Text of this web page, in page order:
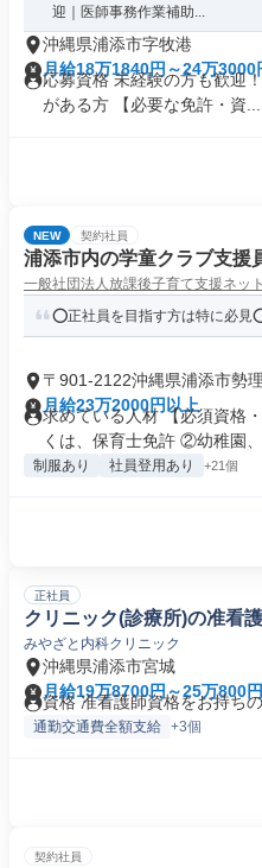
迎｜医師事務作業補助...
沖縄県浦添市字牧港
月給18万1840円～24万3000
応募資格 未経験の方も歓迎
がある方 【必要な免許・資...
NEW 契約社員
浦添市内の学童クラブ支
一般社団法人放課後子育て支援ネッ
⭕正社員を目指す方は特に必見
〒901-2122沖縄県浦添市勢
月給23万2000円以上
求めている人材 【必須資格
くは、保育士免許 ②幼稚園、
制服あり 社員登用あり +21個
正社員
クリニック(診療所)の准看
みやざと内科クリニック
沖縄県浦添市宮城
月給19万8700円～25万800円
資格 准看護師資格をお持ち
通勤交通費全額支給 +3個
契約社員